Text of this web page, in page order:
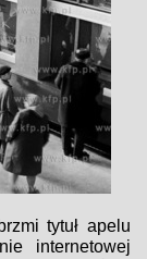
tytuł apelu
internetowej